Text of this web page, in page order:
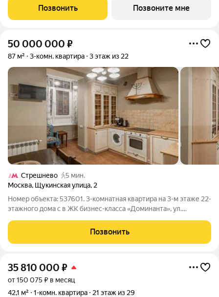
благоустроенной набережной канала имени Москвы. Проект
создает идеальный баланс жизни в
Позвонить Позвоните мне
50 000 000 ₽
87 м² 3-комн. квартира 3 этаж из 22
Стрешнево
5 мин.
Москва, Щукинская улица, 2
Номер объекта: 537601. 3-комнатная квартира на 3-м этаже 22-
этажного дома с в ЖК бизнес-класса «Доминанта», ул.
индивидуальный проект. Общая площадь - 87 м. Кухня 12,5 м с
застекленной лоджией Три
Позвонить
35 810 000 ₽
от 150 075 ₽ в месяц
42,1 м²
1-комн. квартира 21 этаж из 29